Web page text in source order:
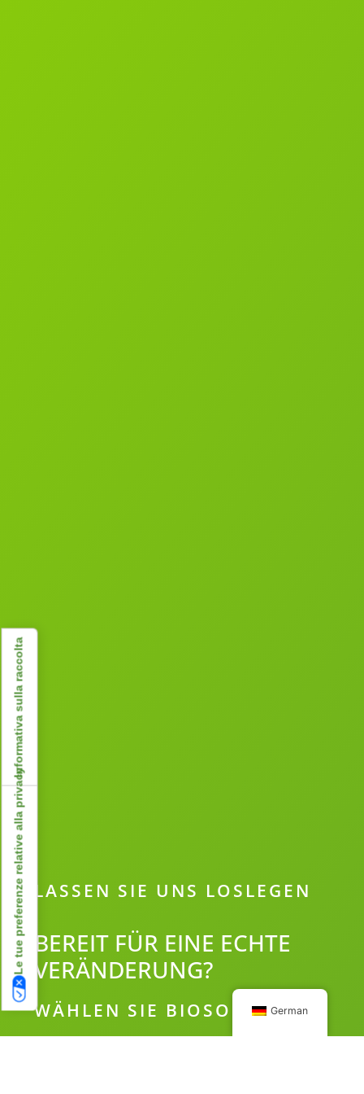
LASSEN SIE UNS LOSLEGEN
BEREIT FÜR EINE ECHTE
VERÄNDERUNG?
WÄHLEN SIE BIOSOLVENT!
German
Le tue preferenze relative alla privacy
Informativa sulla raccolta